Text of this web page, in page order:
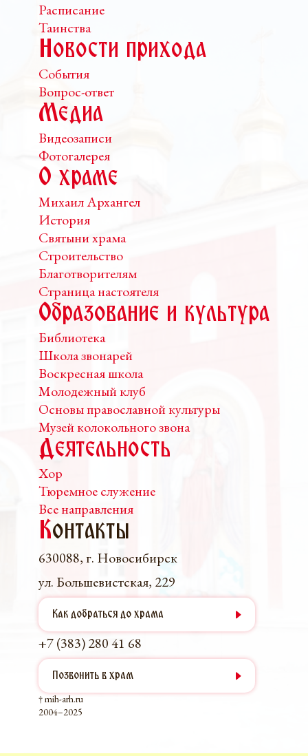
Расписание
Таинства
Новости прихода
События
Вопрос-ответ
Медиа
Видеозаписи
Фотогалерея
О храме
Михаил Архангел
История
Святыни храма
Строительство
Благотворителям
Страница настоятеля
Образование и культура
Библиотека
Школа звонарей
Воскресная школа
Молодежный клуб
Основы православной культуры
Музей колокольного звона
Деятельность
Хор
Тюремное служение
Все направления
Контакты
630088, г. Новосибирск
ул. Большевистская, 229
Как добраться до храма
+7 (383) 280 41 68
Позвонить в храм
† mih-arh.ru
2004–2025